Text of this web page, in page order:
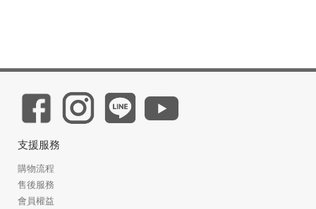
支援服務
購物流程
售後服務
會員權益